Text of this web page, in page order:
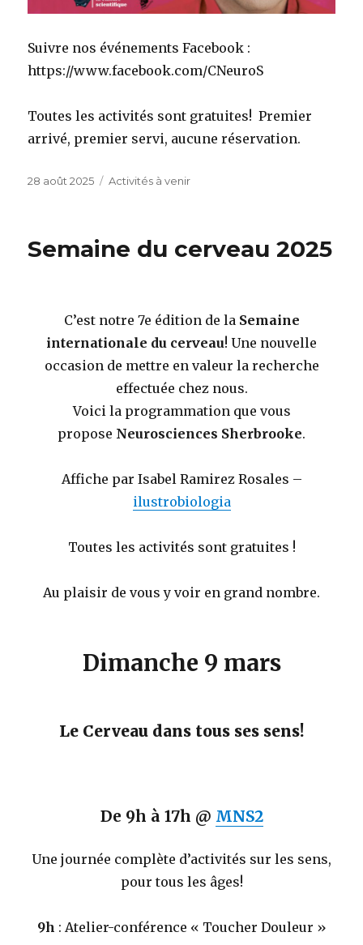
Suivre nos événements Facebook :
https://www.facebook.com/CNeuroS
Toutes les activités sont gratuites! Premier
arrivé, premier servi, aucune réservation.
Publié
28 août 2025 Catégories
Activités à venir
Semaine du cerveau 2025
C’est notre 7e édition de la Semaine
internationale du cerveau! Une nouvelle
occasion de mettre en valeur la recherche
effectuée chez nous.
Voici la programmation que vous
propose Neurosciences Sherbrooke.
Affiche par Isabel Ramirez Rosales –
ilustrobiologia
Toutes les activités sont gratuites !
Au plaisir de vous y voir en grand nombre.
Dimanche 9 mars
Le Cerveau dans tous ses sens!
De 9h à 17h @ MNS2
Une journée complète d’activités sur les sens,
pour tous les âges!
9h : Atelier-conférence « Toucher Douleur »